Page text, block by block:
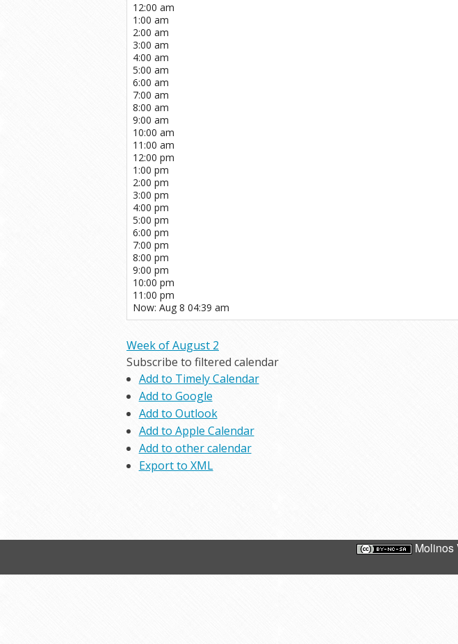
12:00 am
1:00 am
2:00 am
3:00 am
4:00 am
5:00 am
6:00 am
7:00 am
8:00 am
9:00 am
10:00 am
11:00 am
12:00 pm
1:00 pm
2:00 pm
3:00 pm
4:00 pm
5:00 pm
6:00 pm
7:00 pm
8:00 pm
9:00 pm
10:00 pm
11:00 pm
Now: Aug 8 04:39 am
Week of August 2
Subscribe to filtered calendar
Add to Timely Calendar
Add to Google
Add to Outlook
Add to Apple Calendar
Add to other calendar
Export to XML
Molinos